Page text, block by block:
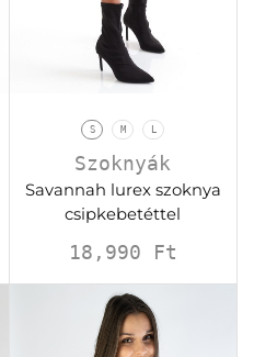
S M L
Szoknyák
Savannah lurex szoknya
csipkebetéttel
18,990 Ft